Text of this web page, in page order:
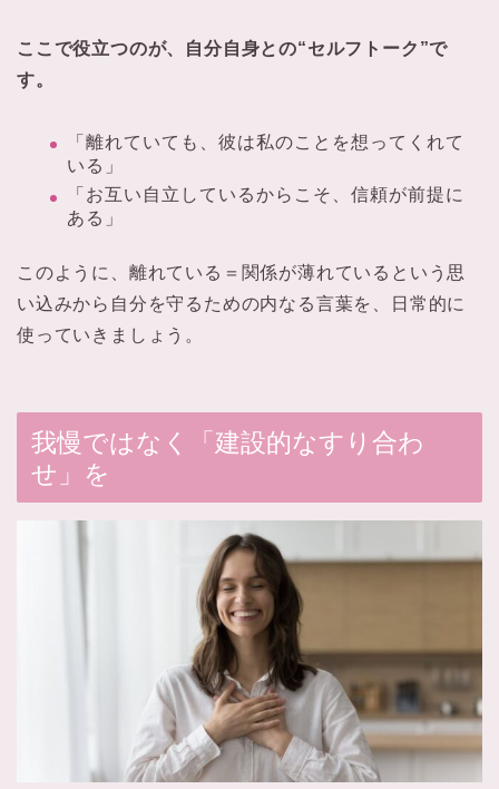
ここで役立つのが、自分自身との“セルフトーク”で
す。
「離れていても、彼は私のことを想ってくれて
いる」
「お互い自立しているからこそ、信頼が前提に
ある」
このように、離れている＝関係が薄れているという思
い込みから自分を守るための内なる言葉を、日常的に
使っていきましょう。
我慢ではなく「建設的なすり合わ
せ」を